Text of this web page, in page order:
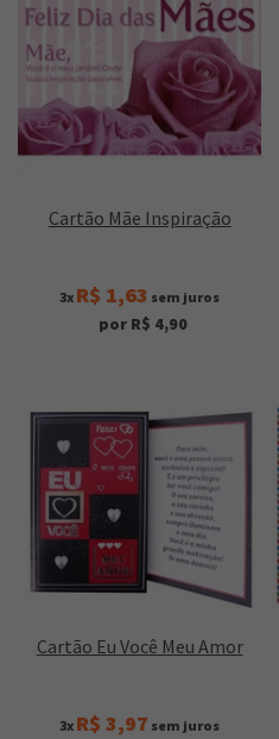
Cartão Mãe Inspiração
3x R$ 1,63 sem juros
por R$ 4,90
Cartão Eu Você Meu Amor
3x R$ 3,97 sem juros